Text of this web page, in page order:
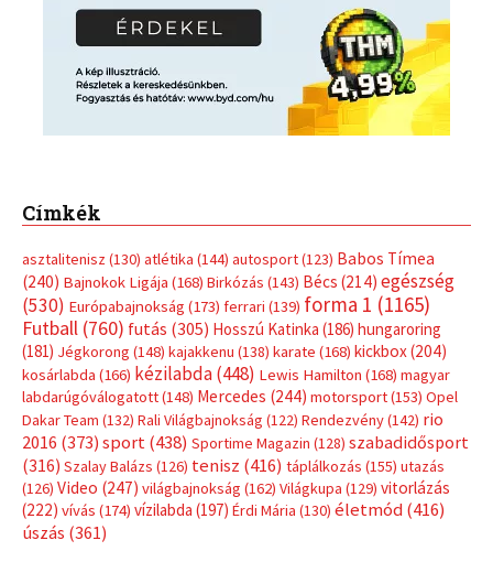
Címkék
asztalitenisz (130) atlétika (144) autosport(123) Babos Tímea
(240) Bajnokok Ligája (168) Birkózás (143) Bécs (214) egészség
(530) Európabajnokság (173) ferrari (139) forma 1 (1165)
Futball (760) futás (305) Hosszú Katinka (186) hungaroring
(181) Jégkorong (148) kajakkenu (138) karate (168) kickbox(204)
kosárlabda (166) kézilabda(448) Lewis Hamilton (168) magyar
labdarúgóválogatott(148) Mercedes (244) motorsport(153) Opel
Dakar Team (132) Rali Világbajnokság (122) Rendezvény(142) rio
2016 (373) sport(438) Sportime Magazin (128) szabadidősport
(316) Szalay Balázs (126) tenisz (416) táplálkozás (155) utazás
(126) Video (247) világbajnokság (162) Világkupa (129) vitorlázás
(222) vívás (174) vízilabda (197) Érdi Mária (130) életmód(416)
úszás (361)